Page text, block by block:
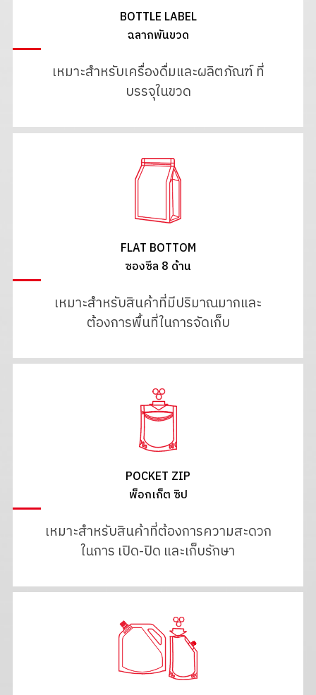
BOTTLE LABEL
ฉลากพันขวด
เหมาะสำหรับเครื่องดื่มและผลิตภัณฑ์ ที่
บรรจุในขวด
FLAT BOTTOM
ซองซีล 8 ด้าน
เหมาะสำหรับสินค้าที่มีปริมาณมากและ
ต้องการพื้นที่ในการจัดเก็บ
POCKET ZIP
พ็อกเก็ต ซิป
เหมาะสำหรับสินค้าที่ต้องการความสะดวก
ในการ เปิด-ปิด และเก็บรักษา